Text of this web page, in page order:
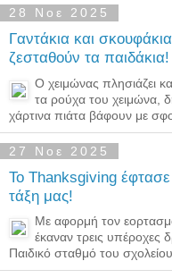
28 Νοε 2025
Γαντάκια και
ζεσταθούν τα παιδάκια!
Ο χειμώνας πλησιάζει
τα ρούχα του χειμώνα,
χάρτινα πιάτα βάφουν με
27 Νοε 2025
Το Thanksgiving
τάξη μας!
Με αφορμή τον
έκαναν τρεις υπέροχες
Παιδικό σταθμό του